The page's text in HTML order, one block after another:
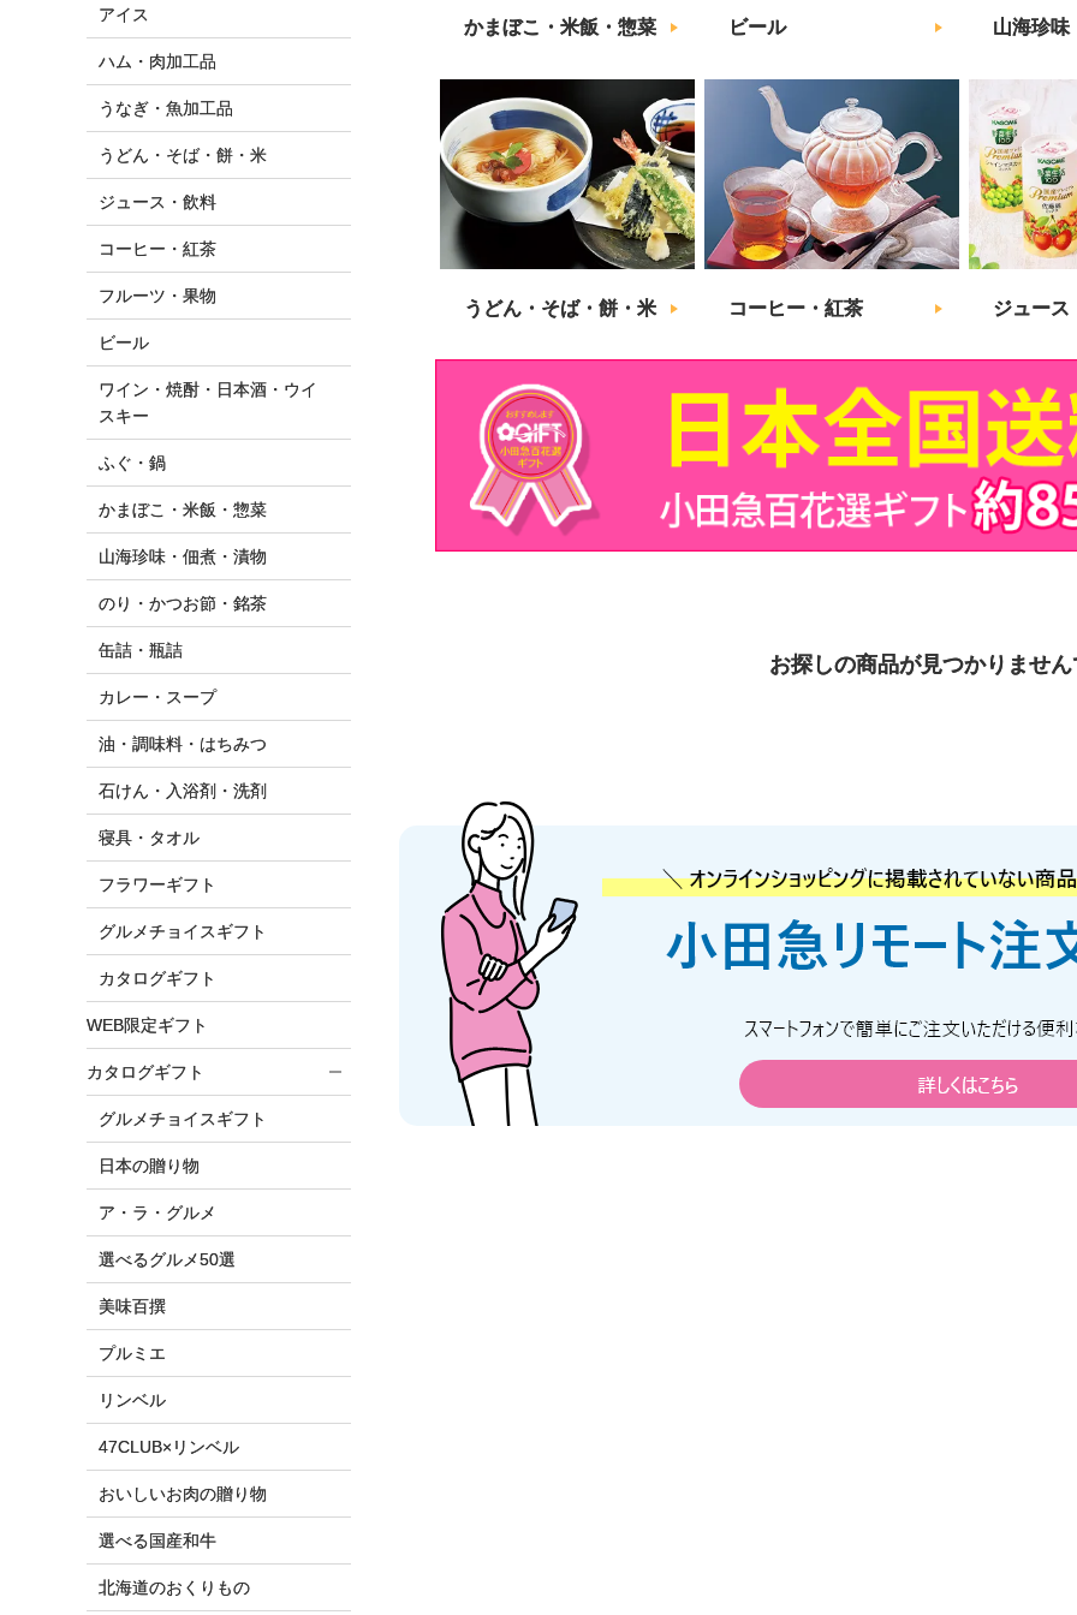
アイス
ハム・肉加工品
うなぎ・魚加工品
うどん・そば・餅・米
ジュース・飲料
コーヒー・紅茶
フルーツ・果物
ビール
ワイン・焼酎・日本酒・ウイ
スキー
ふぐ・鍋
かまぼこ・米飯・惣菜
山海珍味・佃煮・漬物
のり・かつお節・銘茶
缶詰・瓶詰
カレー・スープ
油・調味料・はちみつ
石けん・入浴剤・洗剤
寝具・タオル
フラワーギフト
グルメチョイスギフト
カタログギフト
WEB限定ギフト
カタログギフト
グルメチョイスギフト
日本の贈り物
ア・ラ・グルメ
選べるグルメ50選
美味百撰
プルミエ
リンベル
47CLUB×リンベル
おいしいお肉の贈り物
選べる国産和牛
北海道のおくりもの
かまぼこ・米飯・惣菜 ビール 山海珍味
うどん・そば・餅・米 コーヒー・紅茶 ジュース
お探しの商品が見つかりませ